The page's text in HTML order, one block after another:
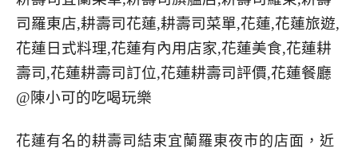
花蓮有名的耕壽司結束宜蘭羅東夜市的店面，近